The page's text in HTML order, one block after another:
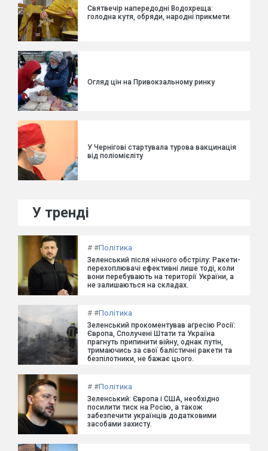
Святвечір напередодні Водохреща:
голодна кутя, обряди, народні прикмети
Огляд цін на Привокзальному ринку
У Чернігові стартувала турова вакцинація
від поліомієліту
У тренді
# #Політика
Зеленський після нічного обстрілу: Ракети-
перехоплювачі ефективні лише тоді, коли
вони перебувають на території України, а
не залишаються на складах.
# #Політика
Зеленський прокоментував агресію Росії:
Європа, Сполучені Штати та Україна
прагнуть припинити війну, однак путін,
тримаючись за свої балістичні ракети та
безпілотники, не бажає цього.
# #Політика
Зеленський: Європа і США, необхідно
посилити тиск на Росію, а також
забезпечити українців додатковими
засобами захисту.